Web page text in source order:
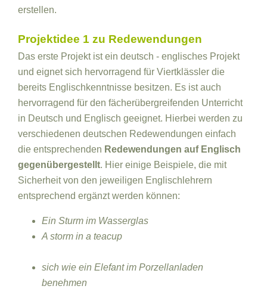
erstellen.
Projektidee 1 zu Redewendungen
Das erste Projekt ist ein deutsch - englisches Projekt
und eignet sich hervorragend für Viertklässler die
bereits Englischkenntnisse besitzen. Es ist auch
hervorragend für den fächerübergreifenden Unterricht
in Deutsch und Englisch geeignet. Hierbei werden zu
verschiedenen deutschen Redewendungen einfach
die entsprechenden Redewendungen auf Englisch
gegenübergestellt. Hier einige Beispiele, die mit
Sicherheit von den jeweiligen Englischlehrern
entsprechend ergänzt werden können:
Ein Sturm im Wasserglas
A storm in a teacup
sich wie ein Elefant im Porzellanladen
benehmen